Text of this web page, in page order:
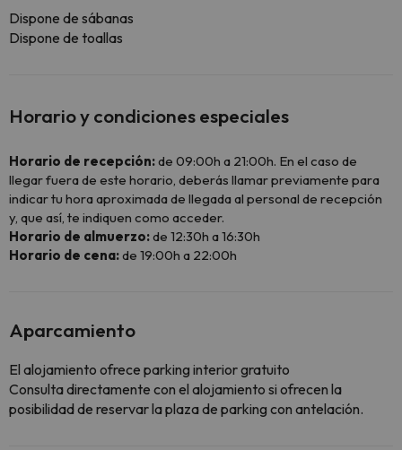
Dispone de sábanas
Dispone de toallas
Horario y condiciones especiales
Horario de recepción:de 09:00h a 21:00h. En el caso de
llegar fuera de este horario, deberás llamar previamente para
indicar tu hora aproximada de llegada al personal de recepción
y, que así, te indiquen como acceder.
Horario de almuerzo:de 12:30h a 16:30h
Horario de cena:de 19:00h a 22:00h
Aparcamiento
El alojamiento ofrece parking interior gratuito
Consulta directamente con el alojamiento si ofrecen la
posibilidad de reservar la plaza de parking con antelación.